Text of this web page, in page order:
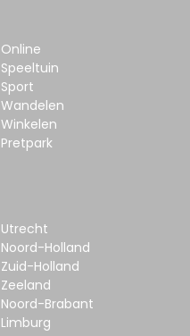
Online
Speeltuin
Sport
Wandelen
Winkelen
Pretpark
Utrecht
Noord-Holland
Zuid-Holland
Zeeland
Noord-Brabant
Limburg